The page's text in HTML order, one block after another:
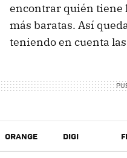
encontrar quién tiene
más baratas. Así
teniendo en cuenta
ORANGE DIGI